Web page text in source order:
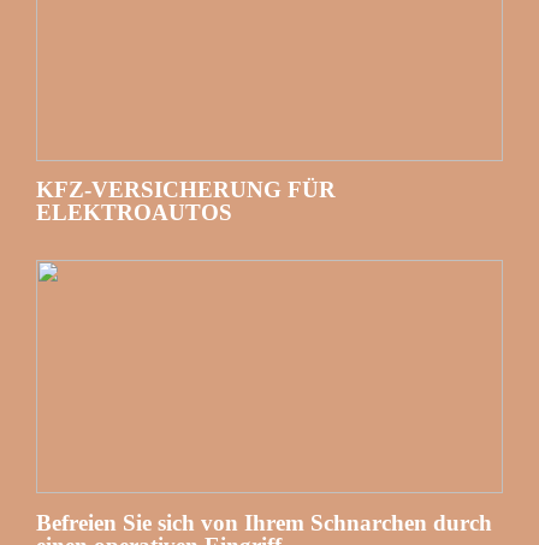
KFZ-VERSICHERUNG FÜR
ELEKTROAUTOS
Befreien Sie sich von Ihrem Schnarchen durch